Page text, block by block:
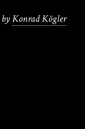
byKonrad Kögler